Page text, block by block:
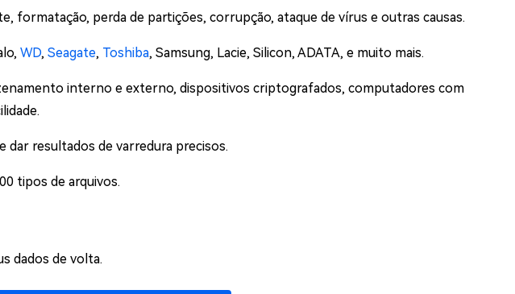
formatação, perda de partições, corrupção, ataque de vírus e outras causas.
WD, Seagate, Toshiba, Samsung, Lacie, Silicon, ADATA, e muito mais.
interno e externo, dispositivos criptografados, computadores com
resultados de varredura precisos.
tipos de arquivos.
dados de volta.